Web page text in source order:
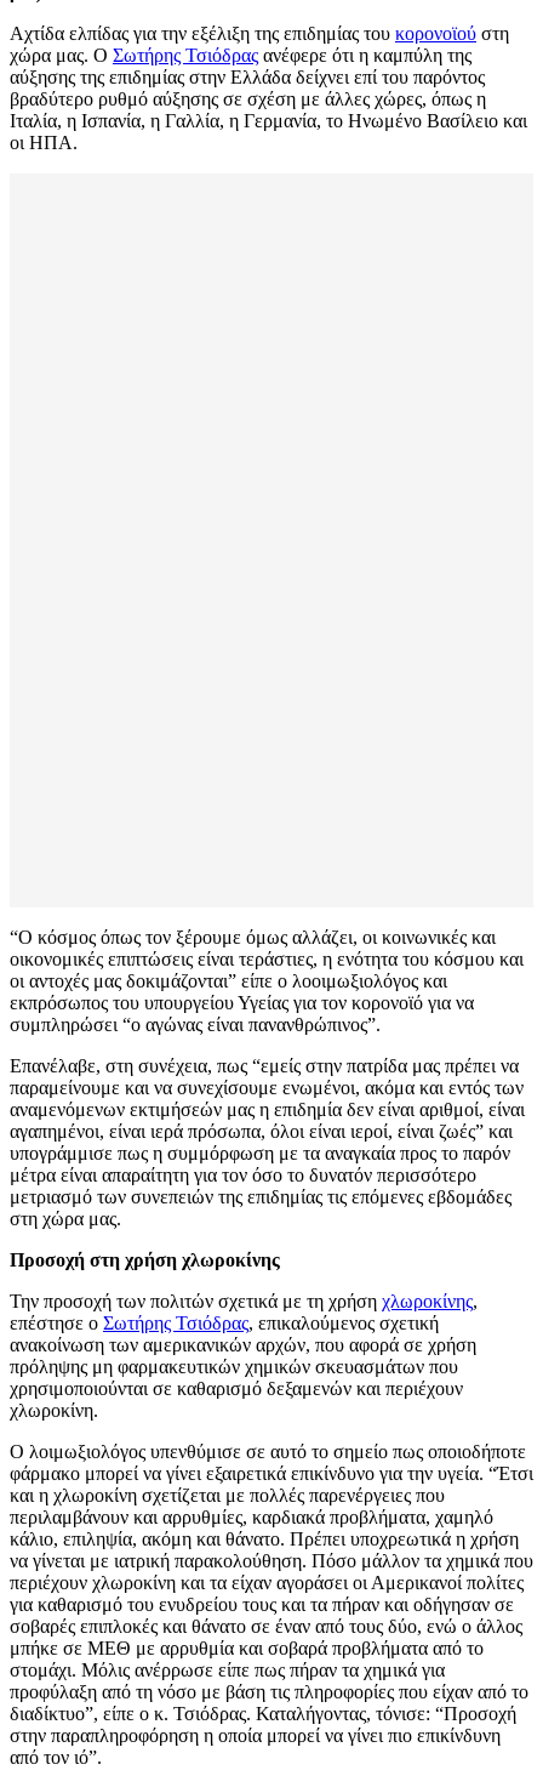
Aχτίδα ελπίδας για την εξέλιξη της επιδημίας του κορονοϊού στη
χώρα μας. Ο Σωτήρης Τσιόδρας ανέφερε ότι η καμπύλη της
αύξησης της επιδημίας στην Ελλάδα δείχνει επί του παρόντος
βραδύτερο ρυθμό αύξησης σε σχέση με άλλες χώρες, όπως η
Ιταλία, η Ισπανία, η Γαλλία, η Γερμανία, το Ηνωμένο Βασίλειο και
οι ΗΠΑ.
“Ο κόσμος όπως τον ξέρουμε όμως αλλάζει, οι κοινωνικές και
οικονομικές επιπτώσεις είναι τεράστιες, η ενότητα του κόσμου και
οι αντοχές μας δοκιμάζονται” είπε ο λοοιμωξιολόγος και
εκπρόσωπος του υπουργείου Υγείας για τον κορονοϊό για να
συμπληρώσει “ο αγώνας είναι πανανθρώπινος”.
Επανέλαβε, στη συνέχεια, πως “εμείς στην πατρίδα μας πρέπει να
παραμείνουμε και να συνεχίσουμε ενωμένοι, ακόμα και εντός των
αναμενόμενων εκτιμήσεών μας η επιδημία δεν είναι αριθμοί, είναι
αγαπημένοι, είναι ιερά πρόσωπα, όλοι είναι ιεροί, είναι ζωές” και
υπογράμμισε πως η συμμόρφωση με τα αναγκαία προς το παρόν
μέτρα είναι απαραίτητη για τον όσο το δυνατόν περισσότερο
μετριασμό των συνεπειών της επιδημίας τις επόμενες εβδομάδες
στη χώρα μας.
Προσοχή στη χρήση χλωροκίνης
Την προσοχή των πολιτών σχετικά με τη χρήση χλωροκίνης,
επέστησε ο Σωτήρης Τσιόδρας, επικαλούμενος σχετική
ανακοίνωση των αμερικανικών αρχών, που αφορά σε χρήση
πρόληψης μη φαρμακευτικών χημικών σκευασμάτων που
χρησιμοποιούνται σε καθαρισμό δεξαμενών και περιέχουν
χλωροκίνη.
Ο λοιμωξιολόγος υπενθύμισε σε αυτό το σημείο πως οποιοδήποτε
φάρμακο μπορεί να γίνει εξαιρετικά επικίνδυνο για την υγεία. “Έτσι
και η χλωροκίνη σχετίζεται με πολλές παρενέργειες που
περιλαμβάνουν και αρρυθμίες, καρδιακά προβλήματα, χαμηλό
κάλιο, επιληψία, ακόμη και θάνατο. Πρέπει υποχρεωτικά η χρήση
να γίνεται με ιατρική παρακολούθηση. Πόσο μάλλον τα χημικά που
περιέχουν χλωροκίνη και τα είχαν αγοράσει οι Αμερικανοί πολίτες
για καθαρισμό του ενυδρείου τους και τα πήραν και οδήγησαν σε
σοβαρές επιπλοκές και θάνατο σε έναν από τους δύο, ενώ ο άλλος
μπήκε σε ΜΕΘ με αρρυθμία και σοβαρά προβλήματα από το
στομάχι. Μόλις ανέρρωσε είπε πως πήραν τα χημικά για
προφύλαξη από τη νόσο με βάση τις πληροφορίες που είχαν από το
διαδίκτυο”, είπε ο κ. Τσιόδρας. Καταλήγοντας, τόνισε: “Προσοχή
στην παραπληροφόρηση η οποία μπορεί να γίνει πιο επικίνδυνη
από τον ιό”.